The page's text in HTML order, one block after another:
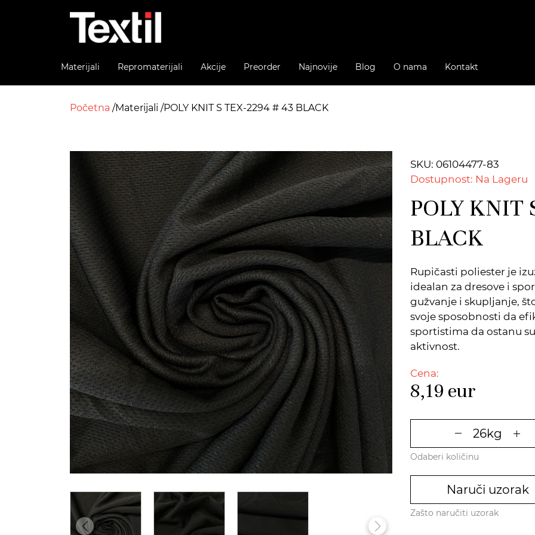
Materijali Repromaterijali Akcije Preorder Najnovije Blog O nama Kontakt
Početna Materijali POLY KNIT S TEX-2294 # 43 BLACK
SKU: 06104477-83
Dostupnost: Na Lageru
POLY KNIT
BLACK
Rupičasti poliester je
idealan za dresove i
gužvanje i skupljanje,
svoje sposobnosti da
sportistima da ostanu
aktivnost.
Cena:
8,19 eur
Odaberi količinu
Naruči uzorak
Zašto naručiti uzorak